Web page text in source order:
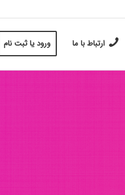
ارتباط با ما ورود یا ثبت نام